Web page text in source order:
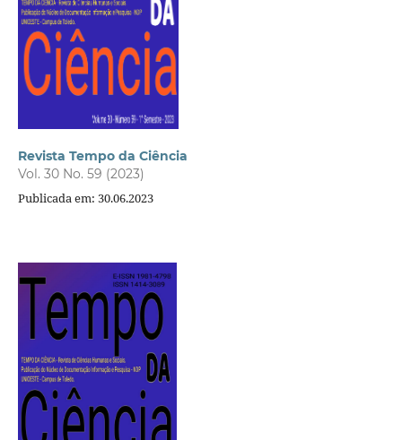
Revista Tempo da Ciência
Vol. 30 No. 59 (2023)
Publicada em: 30.06.2023